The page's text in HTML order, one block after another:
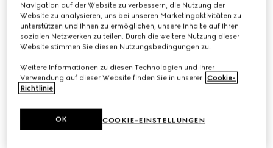
KAUFEN
Herren
Navigation auf der Website zu verbessern, die Nutzung der
Website zu analysieren, uns bei unseren Marketingaktivitäten zu
unterstützen und Ihnen zu ermöglichen, unsere Inhalte auf Ihren
sozialen Netzwerken zu teilen. Durch die weitere Nutzung dieser
Website stimmen Sie diesen Nutzungsbedingungen zu.
Weitere Informationen zu diesen Technologien und ihrer
Verwendung auf dieser Website finden Sie in unserer Cookie-
Richtlinie.
COOKIE-EINSTELLUNGEN
OK